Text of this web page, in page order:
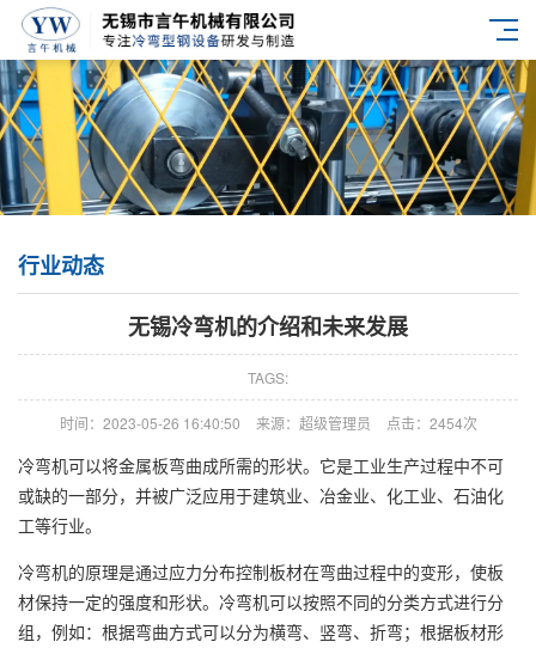
行业动态
无锡冷弯机的介绍和未来发展
TAGS:
时间：2023-05-26 16:40:50 来源：超级管理员 点击：2454次
冷弯机可以将金属板弯曲成所需的形状。它是工业生产过程中不可
或缺的一部分，并被广泛应用于建筑业、冶金业、化工业、石油化
工等行业。
冷弯机的原理是通过应力分布控制板材在弯曲过程中的变形，使板
材保持一定的强度和形状。冷弯机可以按照不同的分类方式进行分
组，例如：根据弯曲方式可以分为横弯、竖弯、折弯；根据板材形